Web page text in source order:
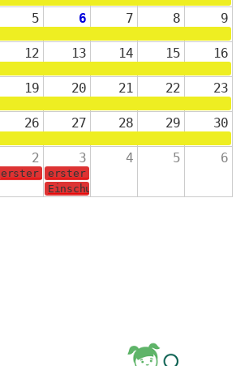
5 6 7 8 9
12 13 14 15 16
19 20 21 22 23
26 27 28 29 30
2 3 4 5 6
erster Schultag für die Jahrgänge 2-4
erster Schultag für die
Einschulungsgottesdienst in der